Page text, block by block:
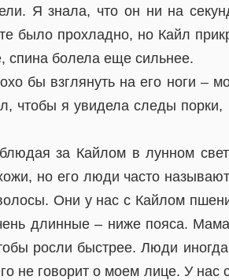
Я знала, что он ни на
было прохладно, но Кайл
спина болела еще сильнее.
бы взглянуть на его ноги –
чтобы я увидела следы порки,
за Кайлом в лунном
но его люди часто
Они у нас с Кайлом
длинные – ниже пояса.
росли быстрее. Люди
не говорит о моем лице. У